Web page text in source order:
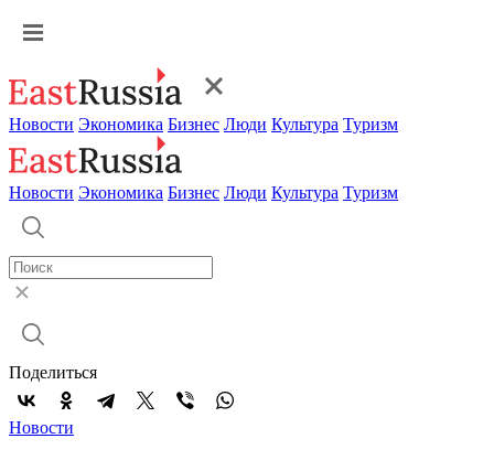
Новости Экономика Бизнес Люди Культура Туризм
Новости Экономика Бизнес Люди Культура Туризм
Поделиться
Новости